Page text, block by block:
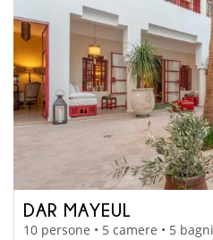
DAR MAYEUL
10 persone • 5 camere • 5 bagni